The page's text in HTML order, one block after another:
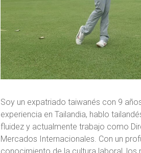
Soy un expatriado taiwanés con 9
experiencia en Tailandia, hablo
fluidez y actualmente trabajo como
Mercados Internacionales. Con un